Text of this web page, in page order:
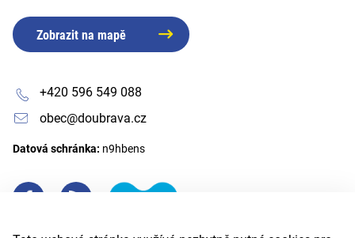
Zobrazit na mapě
+420 596 549 088
obec@doubrava.cz
Datová schránka: n9hbens